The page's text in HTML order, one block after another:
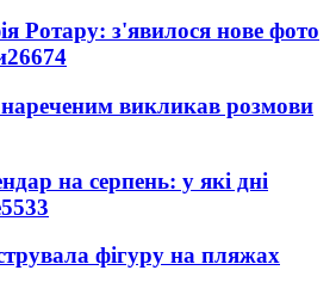
Ротару: з'явилося нове фото
26674
викликав розмови
на серпень: у які дні
5533
фігуру на пляжах